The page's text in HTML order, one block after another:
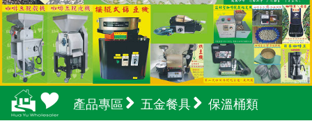
產品專區 五金餐具 保溫桶類